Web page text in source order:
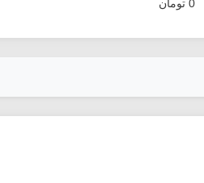
0 تومان